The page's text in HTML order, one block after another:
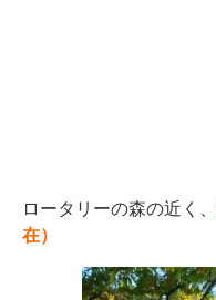
ロータリーの森の近く、
在）